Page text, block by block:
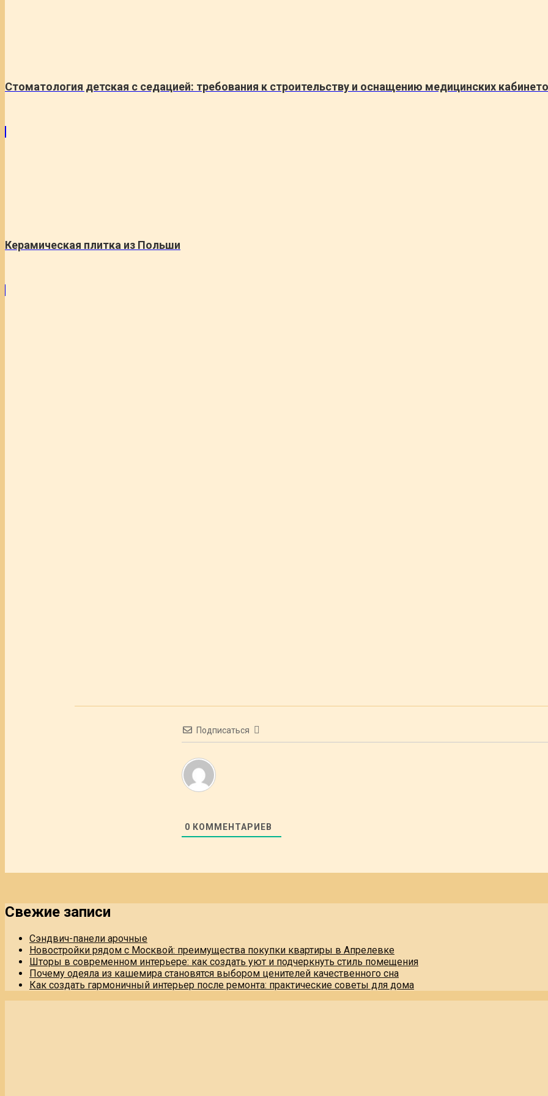
Стоматология детская с седацией: требования к строительству и оснащению медицинских
Керамическая плитка из Польши
Подписаться
0 КОММЕНТАРИЕВ
Свежие записи
Сэндвич-панели арочные
Новостройки рядом с Москвой: преимущества покупки квартиры в Апрелевке
Шторы в современном интерьере: как создать уют и подчеркнуть стиль помещения
Почему одеяла из кашемира становятся выбором ценителей качественного сна
Как создать гармоничный интерьер после ремонта: практические советы для дома